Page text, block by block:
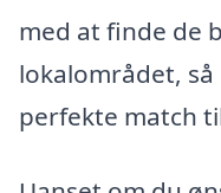
med at finde de
lokalområdet,
perfekte match